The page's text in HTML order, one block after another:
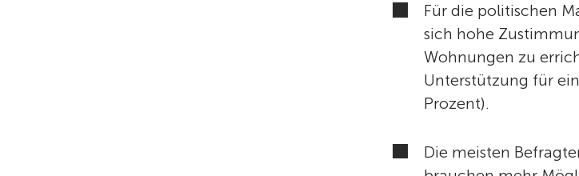
Für die politischen
sich hohe
Wohnungen zu
Unterstützung für
Prozent).
Die meisten